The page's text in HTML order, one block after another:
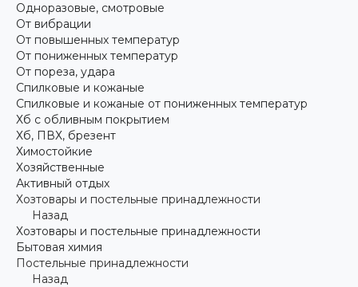
Одноразовые, смотровые
От вибрации
От повышенных температур
От пониженных температур
От пореза, удара
Спилковые и кожаные
Спилковые и кожаные от пониженных температур
Хб с обливным покрытием
Хб, ПВХ, брезент
Химостойкие
Хозяйственные
Активный отдых
Хозтовары и постельные принадлежности
Назад
Хозтовары и постельные принадлежности
Бытовая химия
Постельные принадлежности
Назад